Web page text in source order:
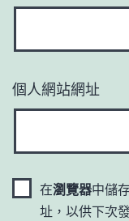
個人網站網址
在瀏覽器中儲
址，以供下次